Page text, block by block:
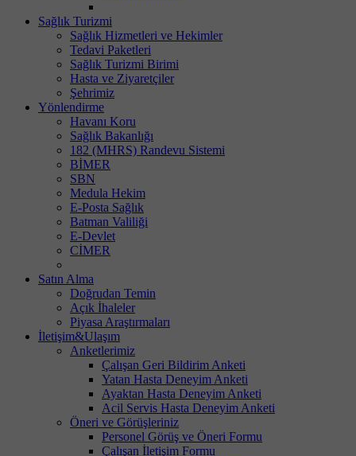
Sağlık Turizmi
Sağlık Hizmetleri ve Hekimler
Tedavi Paketleri
Sağlık Turizmi Birimi
Hasta ve Ziyaretçiler
Şehrimiz
Yönlendirme
Havanı Koru
Sağlık Bakanlığı
182 (MHRS) Randevu Sistemi
BİMER
SBN
Medula Hekim
E-Posta Sağlık
Batman Valiliği
E-Devlet
CİMER
Satın Alma
Doğrudan Temin
Açık İhaleler
Piyasa Araştırmaları
İletişim&Ulaşım
Anketlerimiz
Çalışan Geri Bildirim Anketi
Yatan Hasta Deneyim Anketi
Ayaktan Hasta Deneyim Anketi
Acil Servis Hasta Deneyim Anketi
Öneri ve Görüşleriniz
Personel Görüş ve Öneri Formu
Çalışan İletişim Formu